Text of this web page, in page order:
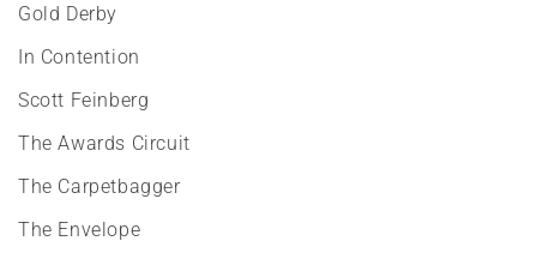
Gold Derby
In Contention
Scott Feinberg
The Awards Circuit
The Carpetbagger
The Envelope